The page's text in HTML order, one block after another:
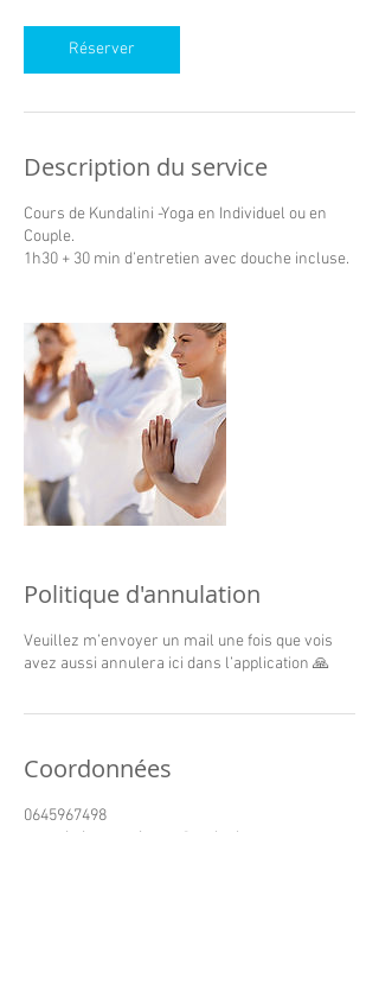
Réserver
Description du service
Cours de Kundalini -Yoga en Individuel ou en
Couple.
1h30 + 30 min d’entretien avec douche incluse.
Politique d'annulation
Veuillez m’envoyer un mail une fois que vois
avez aussi annulera ici dans l’application 🙏
Coordonnées
0645967498
associationmystictree@outlook.com